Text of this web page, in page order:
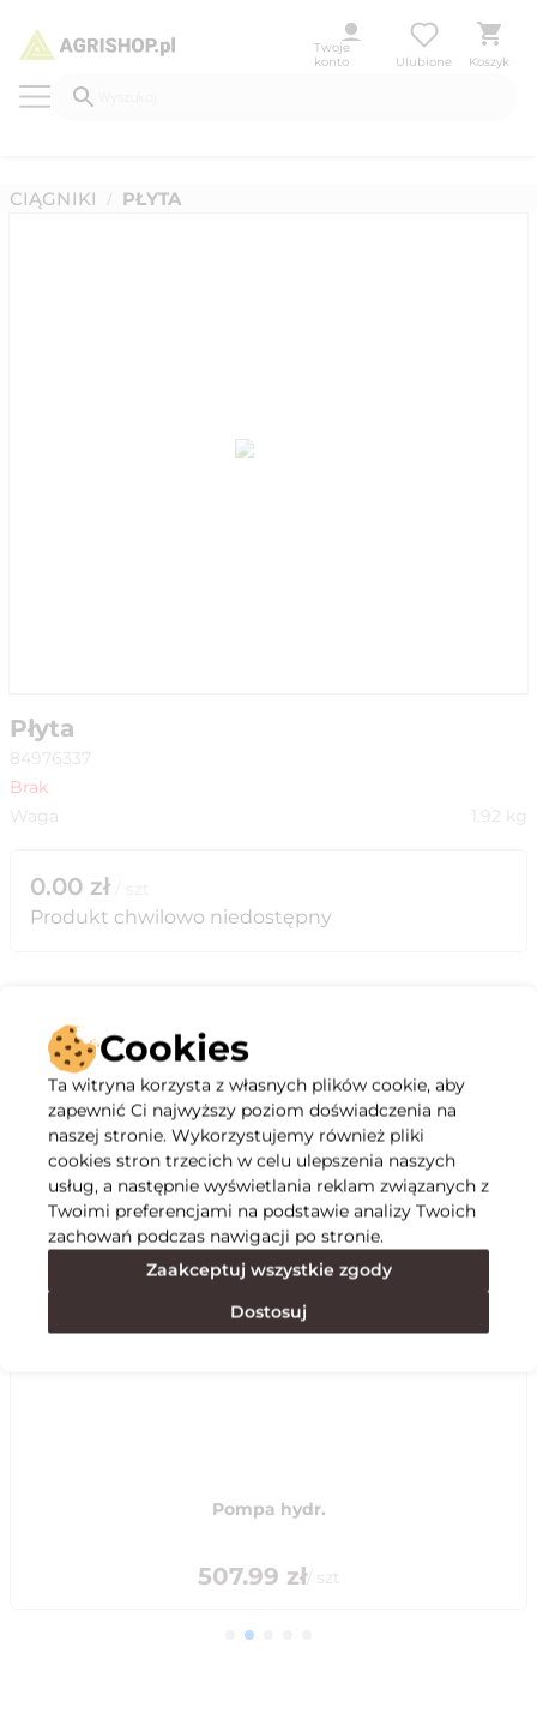
Twoje
konto
Ulubione Koszyk
CIĄGNIKI / PŁYTA
Płyta
84976337
Brak
Waga
1.92 kg
0.00 zł
Produkt chwilowo niedostępny
Opis
Specyfikacja
Polecane
Pompa hydr.
507.99 zł/ szt
Cookies
Ta witryna korzysta z własnych plików cookie, aby
zapewnić Ci najwyższy poziom doświadczenia na
naszej stronie. Wykorzystujemy również pliki
cookies stron trzecich w celu ulepszenia naszych
usług, a następnie wyświetlania reklam związanych z
Twoimi preferencjami na podstawie analizy Twoich
zachowań podczas nawigacji po stronie.
Zaakceptuj wszystkie zgody
Dostosuj